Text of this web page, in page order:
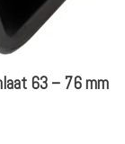
63 – 76 mm